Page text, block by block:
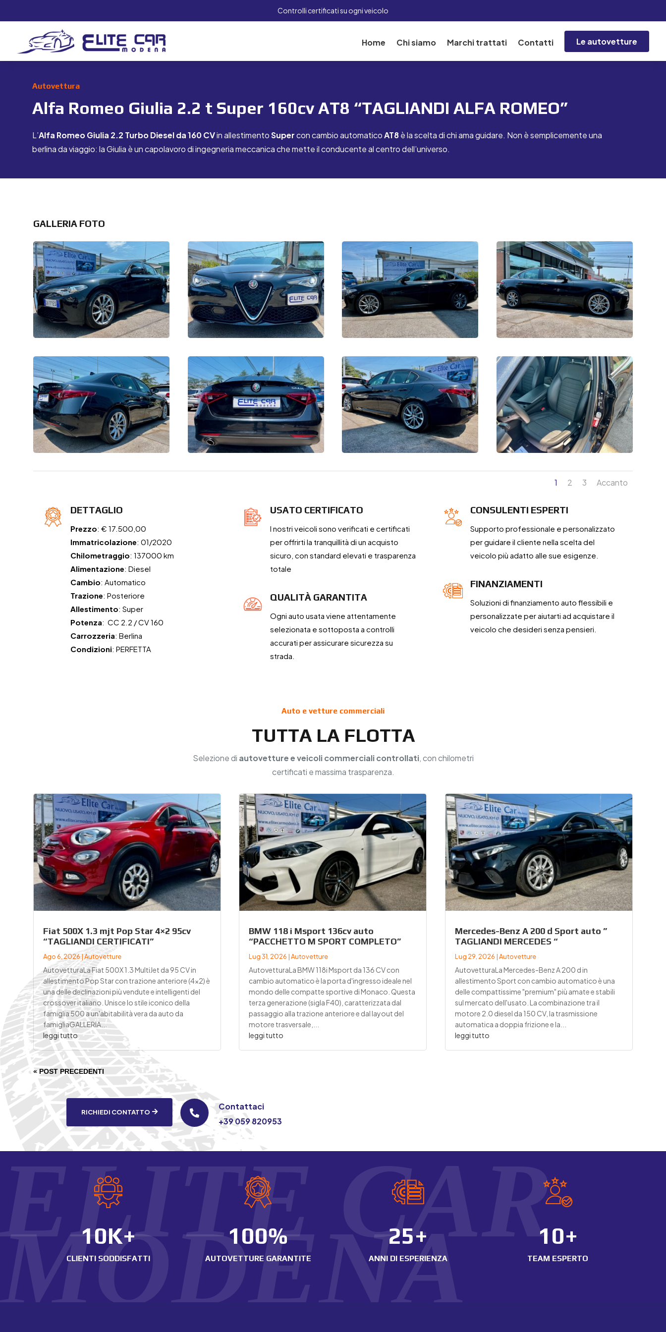
Controlli certificati su ogni veicolo
Home Chi siamo Marchi trattati Contatti Le autovetture
Autovettura
Alfa Romeo Giulia 2.2 t Super 160cv AT8 “TAGLIANDI ALFA ROMEO”
L’Alfa Romeo Giulia 2.2 Turbo Diesel da 160 CVin allestimentoSupercon cambio automaticoAT8è la scelta di chi ama guidare. Non è semplicemente una
berlina da viaggio: la Giulia è un capolavoro di ingegneria meccanica che mette il conducente al centro dell’universo.
GALLERIA FOTO
1 2 3 Accanto
DETTAGLIO
Prezzo: € 17.500,00
Immatricolazione: 01/2020
Chilometraggio: 137000 km
Alimentazione: Diesel
Cambio: Automatico
Trazione: Posteriore
Allestimento: Super
Potenza: CC 2.2 / CV 160
Carrozzeria: Berlina
Condizioni: PERFETTA
USATO CERTIFICATO
I nostri veicoli sono verificati e certificati
per offrirti la tranquillità di un acquisto
sicuro, con standard elevati e trasparenza
totale
QUALITÀ GARANTITA
Ogni auto usata viene attentamente
selezionata e sottoposta a controlli
accurati per assicurare sicurezza su
strada.
CONSULENTI ESPERTI
Supporto professionale e personalizzato
per guidare il cliente nella scelta del
veicolo più adatto alle sue esigenze.
FINANZIAMENTI
Soluzioni di finanziamento auto flessibili e
personalizzate per aiutarti ad acquistare il
veicolo che desideri senza pensieri.
Auto e vetture commerciali
TUTTA LA FLOTTA
Selezione di autovetture e veicoli commerciali controllati, con chilometri
certificati e massima trasparenza.
Fiat 500X 1.3 mjt Pop Star 4×2 95cv
“TAGLIANDI CERTIFICATI”
Ago 6, 2026 |Autovetture
AutovetturaLa Fiat 500X 1.3 MultiJet da 95 CV in
allestimento Pop Star con trazione anteriore (4x2) è
una delle declinazioni più vendute e intelligenti del
crossover italiano. Unisce lo stile iconico della
famiglia 500 a un'abitabilità vera da auto da
famigliaGALLERIA...
leggi tutto
BMW 118 i Msport 136cv auto
“PACCHETTO M SPORT COMPLETO”
Lug 31, 2026 |Autovetture
AutovetturaLa BMW 118i Msport da 136 CV con
cambio automatico è la porta d'ingresso ideale nel
mondo delle compatte sportive di Monaco. Questa
terza generazione (sigla F40), caratterizzata dal
passaggio alla trazione anteriore e dal layout del
motore trasversale,...
leggi tutto
Mercedes-Benz A 200 d Sport auto ”
TAGLIANDI MERCEDES “
Lug 29, 2026 |Autovetture
AutovetturaLa Mercedes-Benz A 200 d in
allestimento Sport con cambio automatico è una
delle compattissime "premium" più amate e stabili
sul mercato dell'usato. La combinazione tra il
motore 2.0 diesel da 150 CV, la trasmissione
automatica a doppia frizione e la...
leggi tutto
« POST PRECEDENTI
RICHIEDI CONTATTO 
Contattaci
+39 059 820953
ELITE CAR
MODENA
10K+
CLIENTI SODDISFATTI
100%
AUTOVETTURE GARANTITE
25+
ANNI DI ESPERIENZA
10+
TEAM ESPERTO